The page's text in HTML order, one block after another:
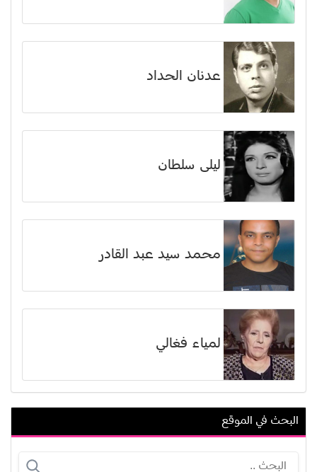
عدنان الحداد
ليلى سلطان
محمد سيد عبد القادر
لمياء فغالي
مطاوع عويس
البحث في الموقع